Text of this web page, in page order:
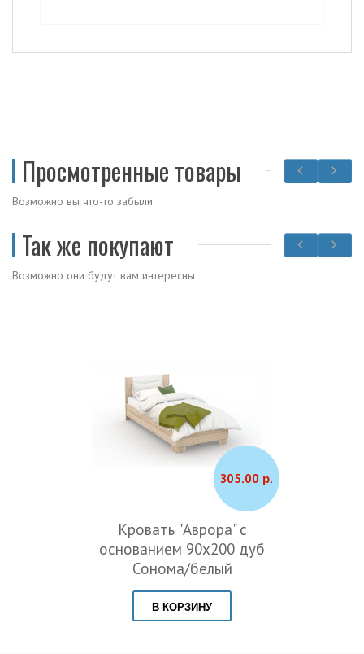
Просмотренные товары
Возможно вы что-то забыли
Так же покупают
Возможно они будут вам интересны
305.00 р.
Кровать "Аврора" с
основанием 90х200 дуб
Сонома/белый
В КОРЗИНУ